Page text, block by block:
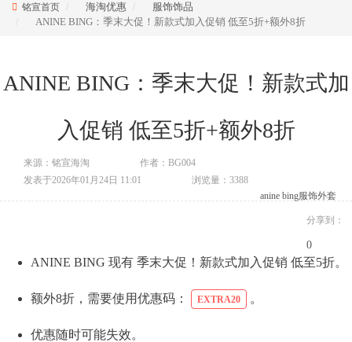
铭宣首页 海淘优惠
服饰饰品
ANINE BING：季末大促！新款式加入促销 低至5折+额外8折
ANINE BING：季末大促！新款式加
入促销 低至5折+额外8折
来源：铭宣海淘
作者：BG004
发表于2026年01月24日 11:01
浏览量：3388
anine bing服饰外套
分享到：
0
ANINE BING 现有 季末大促！新款式加入促销 低至5折。
额外8折，需要使用优惠码： EXTRA20 。
优惠随时可能失效。